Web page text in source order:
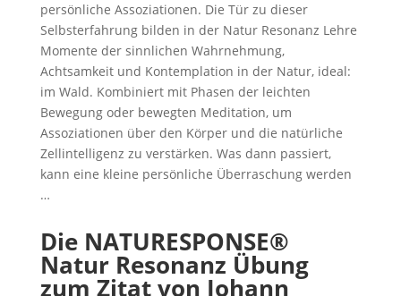
persönliche Assoziationen. Die Tür zu dieser
Selbsterfahrung bilden in der Natur Resonanz Lehre
Momente der sinnlichen Wahrnehmung,
Achtsamkeit und Kontemplation in der Natur, ideal:
im Wald. Kombiniert mit Phasen der leichten
Bewegung oder bewegten Meditation, um
Assoziationen über den Körper und die natürliche
Zellintelligenz zu verstärken. Was dann passiert,
kann eine kleine persönliche Überraschung werden
…
Die NATURESPONSE®
Natur Resonanz Übung
zum Zitat von Johann